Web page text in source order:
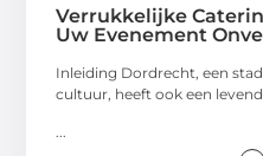
Verrukkelijke
Uw Evenement
Inleiding Dordrecht, een
cultuur, heeft ook een
...